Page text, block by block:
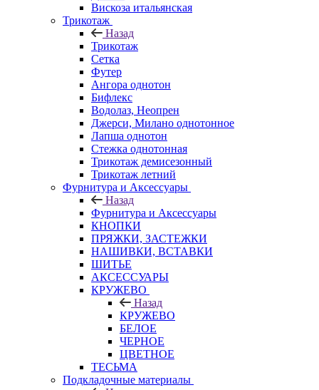
Вискоза итальянская
Трикотаж
Назад
Трикотаж
Сетка
Футер
Ангора однотон
Бифлекс
Водолаз, Неопрен
Джерси, Милано однотонное
Лапша однотон
Стежка однотонная
Трикотаж демисезонный
Трикотаж летний
Фурнитура и Аксессуары
Назад
Фурнитура и Аксессуары
КНОПКИ
ПРЯЖКИ, ЗАСТЕЖКИ
НАШИВКИ, ВСТАВКИ
ШИТЬЕ
АКСЕССУАРЫ
КРУЖЕВО
Назад
КРУЖЕВО
БЕЛОЕ
ЧЕРНОЕ
ЦВЕТНОЕ
ТЕСЬМА
Подкладочные материалы